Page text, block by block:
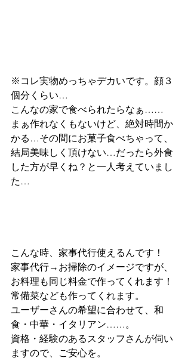
※コレ実物めっちゃデカいです。顔３
個分くらい…
こんなの家で食べられたらなぁ……
まぁ作れなくもないけど、絶対時間か
かる…その間にお菓子食べちゃって、
結局美味しく頂けない…だったら外食
した方が早くね？と一人考えていまし
た…
こんな時、家事代行使えるんです！
家事代行→お掃除のイメージですが、
お料理も同じ料金で作ってくれます！
常備菜なども作ってくれます。
ユーザーさんの希望に合わせて、和
食・中華・イタリアン……。
資格・経験のあるスタッフさんが伺い
ますので、ご安心を。